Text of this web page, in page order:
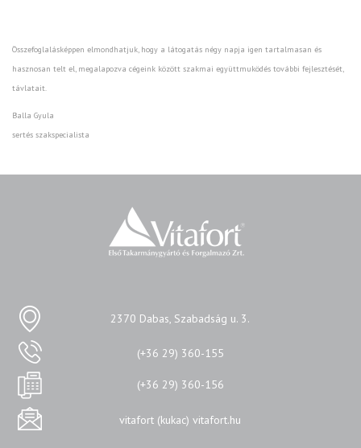
Összefoglalásképpen elmondhatjuk, hogy a látogatás négy napja igen tartalmasan és
hasznosan telt el, megalapozva cégeink között szakmai együttmuködés további fejlesztését,
távlatait.
Balla Gyula
sertés szakspecialista
2370 Dabas, Szabadság u. 3.
(+36 29) 360-155
(+36 29) 360-156
vitafort (kukac) vitafort.hu